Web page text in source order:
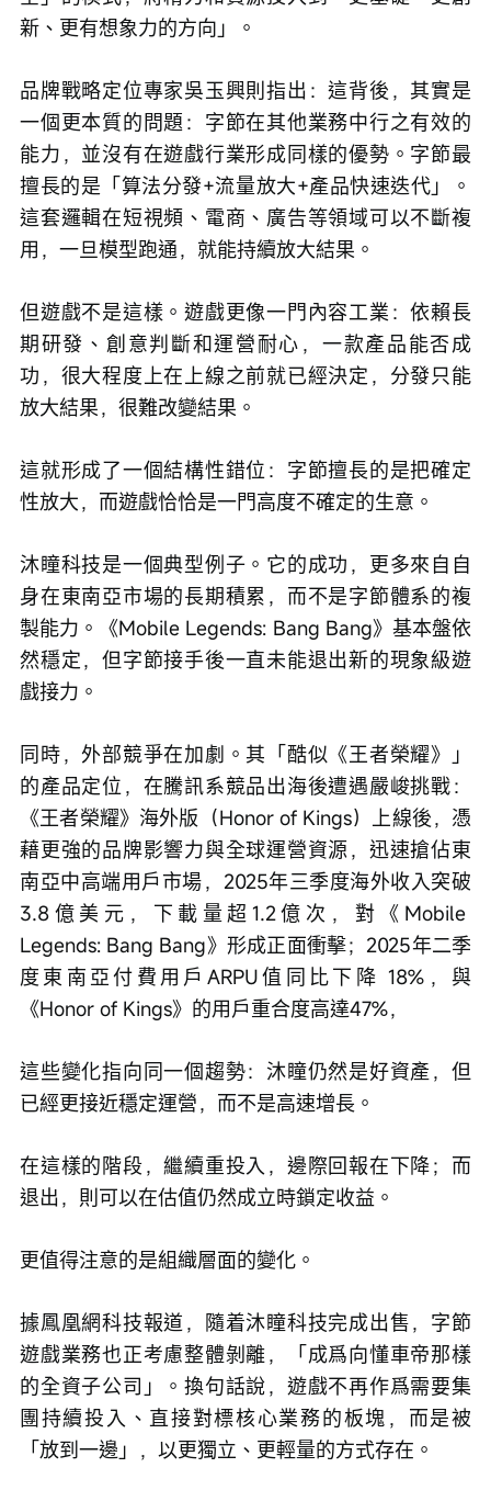
新、更有想象力的方向」。
品牌戰略定位專家吳玉興則指出：這背後，其實是
一個更本質的問題：字節在其他業務中行之有效的
能力，並沒有在遊戲行業形成同樣的優勢。字節最
擅長的是「算法分發+流量放大+產品快速迭代」。
這套邏輯在短視頻、電商、廣告等領域可以不斷複
用，一旦模型跑通，就能持續放大結果。
但遊戲不是這樣。遊戲更像一門內容工業：依賴長
期研發、創意判斷和運營耐心，一款產品能否成
功，很大程度上在上線之前就已經決定，分發只能
放大結果，很難改變結果。
這就形成了一個結構性錯位：字節擅長的是把確定
性放大，而遊戲恰恰是一門高度不確定的生意。
沐瞳科技是一個典型例子。它的成功，更多來自自
身在東南亞市場的長期積累，而不是字節體系的複
製能力。《Mobile Legends: Bang Bang》基本盤依
然穩定，但字節接手後一直未能退出新的現象級遊
戲接力。
同時，外部競爭在加劇。其「酷似《王者榮耀》」
的產品定位，在騰訊系競品出海後遭遇嚴峻挑戰：
《王者榮耀》海外版（Honor of Kings）上線後，憑
藉更強的品牌影響力與全球運營資源，迅速搶佔東
南亞中高端用戶市場，2025年三季度海外收入突破
3.8億美元，下載量超1.2億次，對《Mobile
Legends: Bang Bang》形成正面衝擊；2025年二季
度東南亞付費用戶ARPU值同比下降 18%，與
《Honor of Kings》的用戶重合度高達47%，
這些變化指向同一個趨勢：沐瞳仍然是好資產，但
已經更接近穩定運營，而不是高速增長。
在這樣的階段，繼續重投入，邊際回報在下降；而
退出，則可以在估值仍然成立時鎖定收益。
更值得注意的是組織層面的變化。
據鳳凰網科技報道，隨着沐瞳科技完成出售，字節
遊戲業務也正考慮整體剝離，「成爲向懂車帝那樣
的全資子公司」。換句話說，遊戲不再作爲需要集
團持續投入、直接對標核心業務的板塊，而是被
「放到一邊」，以更獨立、更輕量的方式存在。